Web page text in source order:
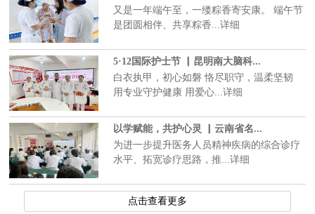
又是一年端午至，一缕粽香寄安康。 端午节
是团圆相伴、共享粽香...详细
5·12国际护士节 ▏昆明南大脑科...
白衣执甲，初心如磐 恪尽职守，温柔坚韧
用专业守护健康 用爱心...详细
以学赋能，共护心灵 ▏云南省名...
为进一步提升医务人员精神疾病的综合诊疗
水平、拓宽诊疗思路，推...详细
点击查看更多